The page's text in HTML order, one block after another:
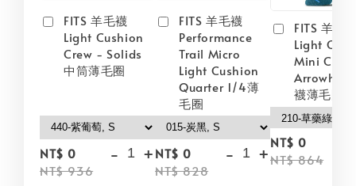
FITS 羊毛襪
Light Cushion
Crew - Solids
中筒薄毛圈
NT$ 0
NT$ 936
- +
FITS 羊毛襪
Performance
Trail Micro
Light Cushion
Quarter 1/4薄
毛圈
NT$ 0
NT$ 828
- +
FITS 羊毛
Light
Mini
襪薄毛圈
NT$ 0
NT$ 864